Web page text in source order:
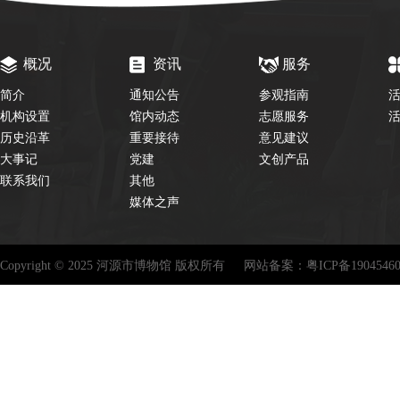
概况
简介
机构设置
历史沿革
大事记
联系我们
资讯
通知公告
馆内动态
重要接待
党建
其他
媒体之声
服务
参观指南
志愿服务
意见建议
文创产品
Copyright © 2025 河源市博物馆 版权所有 网站备案： 粤ICP备